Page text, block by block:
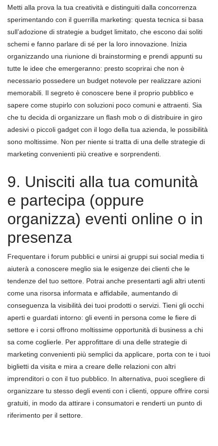
Metti alla prova la tua creatività e distinguiti dalla concorrenza
sperimentando con il guerrilla marketing: questa tecnica si basa
sull’adozione di strategie a budget limitato, che escono dai soliti
schemi e fanno parlare di sé per la loro innovazione. Inizia
organizzando una riunione di brainstorming e prendi appunti su
tutte le idee che emergeranno: presto scoprirai che non è
necessario possedere un budget notevole per realizzare azioni
memorabili. Il segreto è conoscere bene il proprio pubblico e
sapere come stupirlo con soluzioni poco comuni e attraenti. Sia
che tu decida di organizzare un flash mob o di distribuire in giro
adesivi o piccoli gadget con il logo della tua azienda, le possibilità
sono moltissime. Non per niente si tratta di una delle strategie di
marketing convenienti più creative e sorprendenti.
9. Unisciti alla tua comunità
e partecipa (oppure
organizza) eventi online o in
presenza
Frequentare i forum pubblici e unirsi ai gruppi sui social media ti
aiuterà a conoscere meglio sia le esigenze dei clienti che le
tendenze del tuo settore. Potrai anche presentarti agli altri utenti
come una risorsa informata e affidabile, aumentando di
conseguenza la visibilità dei tuoi prodotti o servizi. Tieni gli occhi
aperti e guardati intorno: gli eventi in persona come le fiere di
settore e i corsi offrono moltissime opportunità di business a chi
sa come coglierle. Per approfittare di una delle strategie di
marketing convenienti più semplici da applicare, porta con te i tuoi
biglietti da visita e mira a creare delle relazioni con altri
imprenditori o con il tuo pubblico. In alternativa, puoi scegliere di
organizzare tu stesso degli eventi con i clienti, oppure offrire corsi
gratuiti, in modo da attirare i consumatori e renderti un punto di
riferimento per il settore.